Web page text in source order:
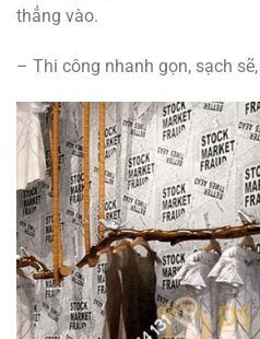
thẳng vào.
– Thi công nhanh gọn, sạch